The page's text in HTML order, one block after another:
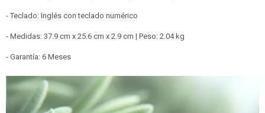
- Teclado: Inglés con teclado numérico
- Medidas: 37.9 cm x 25.6 cm x 2.9 cm | Peso: 2.04 kg
- Garantía: 6 Meses